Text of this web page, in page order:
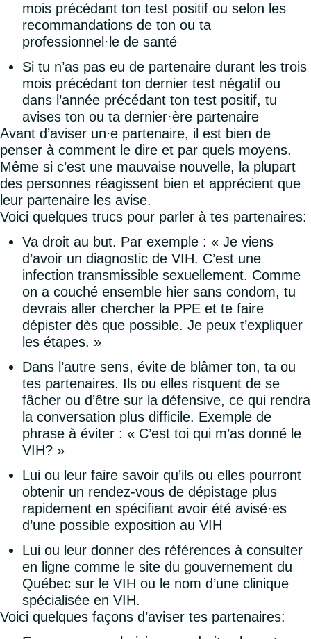
mois précédant ton test positif ou selon les
recommandations de ton ou ta
professionnel·le de santé
Si tu n’as pas eu de partenaire durant les trois
mois précédant ton dernier test négatif ou
dans l’année précédant ton test positif, tu
avises ton ou ta dernier·ère partenaire
Avant d’aviser un⋅e partenaire, il est bien de
penser à comment le dire et par quels moyens.
Même si c’est une mauvaise nouvelle, la plupart
des personnes réagissent bien et apprécient que
leur partenaire les avise.
Voici quelques trucs pour parler à tes partenaires:
Va droit au but. Par exemple : « Je viens
d’avoir un diagnostic de VIH. C’est une
infection transmissible sexuellement. Comme
on a couché ensemble hier sans condom, tu
devrais aller chercher la PPE et te faire
dépister dès que possible. Je peux t’expliquer
les étapes. »
Dans l’autre sens, évite de blâmer ton, ta ou
tes partenaires. Ils ou elles risquent de se
fâcher ou d’être sur la défensive, ce qui rendra
la conversation plus difficile. Exemple de
phrase à éviter : « C’est toi qui m’as donné le
VIH? »
Lui ou leur faire savoir qu’ils ou elles pourront
obtenir un rendez-vous de dépistage plus
rapidement en spécifiant avoir été avisé·es
d’une possible exposition au VIH
Lui ou leur donner des références à consulter
en ligne comme le site du gouvernement du
Québec sur le VIH ou le nom d’une clinique
spécialisée en VIH.
Voici quelques façons d’aviser tes partenaires: